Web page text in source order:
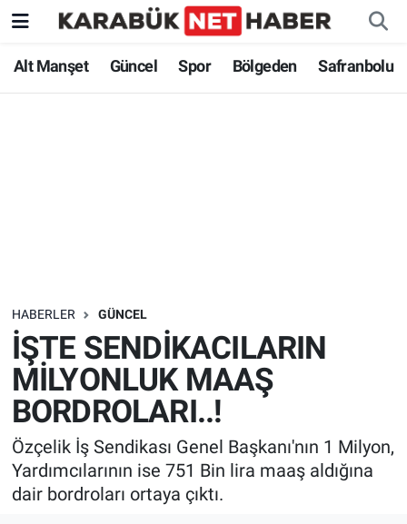
Alt Manşet Güncel Spor Bölgeden Safranbolu
HABERLER GÜNCEL
İŞTE SENDİKACILARIN
MİLYONLUK MAAŞ
BORDROLARI..!
Özçelik İş Sendikası Genel Başkanı'nın 1 Milyon,
Yardımcılarının ise 751 Bin lira maaş aldığına
dair bordroları ortaya çıktı.